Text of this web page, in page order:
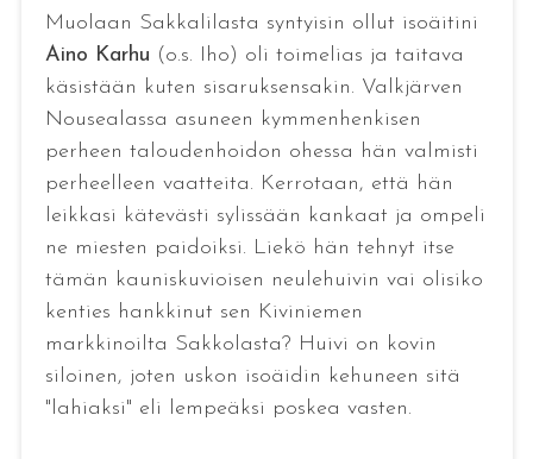
Muolaan Sakkalilasta syntyisin ollut isoäitini
Aino Karhu (o.s. Iho) oli toimelias ja taitava
käsistään kuten sisaruksensakin. Valkjärven
Nousealassa asuneen kymmenhenkisen
perheen taloudenhoidon ohessa hän valmisti
perheelleen vaatteita. Kerrotaan, että hän
leikkasi kätevästi sylissään kankaat ja ompeli
ne miesten paidoiksi. Liekö hän tehnyt itse
tämän kauniskuvioisen neulehuivin vai olisiko
kenties hankkinut sen Kiviniemen
markkinoilta Sakkolasta? Huivi on kovin
siloinen, joten uskon isoäidin kehuneen sitä
"lahiaksi" eli lempeäksi poskea vasten.